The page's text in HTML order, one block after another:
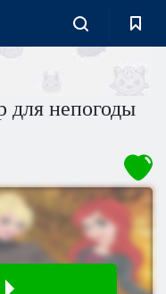
для непогоды